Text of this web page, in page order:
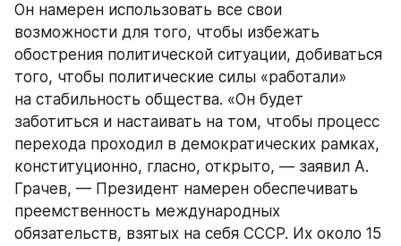
Он намерен использовать все свои
возможности для того, чтобы избежать
обострения политической ситуации, добиваться
того, чтобы политические силы «работали»
на стабильность общества. «Он будет
заботиться и настаивать на том, чтобы процесс
перехода проходил в демократических рамках,
конституционно, гласно, открыто, — заявил А.
Грачев, — Президент намерен обеспечивать
преемственность международных
обязательств, взятых на себя СССР. Их около 15